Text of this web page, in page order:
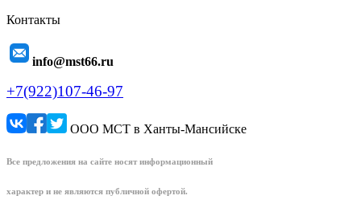
Контакты
info@mst66.ru
+7(922)107-46-97
ООО МСТ в Ханты-Мансийске
Все предложения на сайте носят информационный
характер и не являются публичной офертой.